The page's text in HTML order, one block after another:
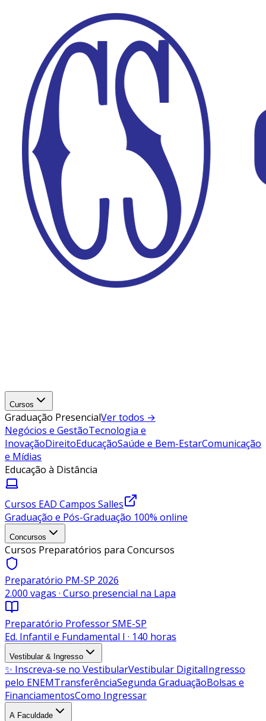
Cursos
Graduação PresencialVer todos →
Negócios e GestãoTecnologia e
InovaçãoDireitoEducaçãoSaúde e Bem-EstarComunicação
e Mídias
Educação à Distância
Cursos EAD Campos Salles
Graduação e Pós-Graduação 100% online
Concursos
Cursos Preparatórios para Concursos
Preparatório PM-SP 2026
2.000 vagas · Curso presencial na Lapa
Preparatório Professor SME-SP
Ed. Infantil e Fundamental I · 140 horas
Vestibular & Ingresso
✨ Inscreva-se no VestibularVestibular DigitalIngresso
pelo ENEMTransferênciaSegunda GraduaçãoBolsas e
FinanciamentosComo Ingressar
A Faculdade